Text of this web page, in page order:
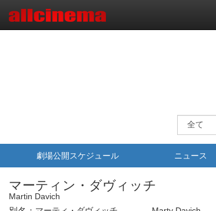
劇場公開スケジュール ニュース
マーティン・ダヴィッチ
Martin Davich